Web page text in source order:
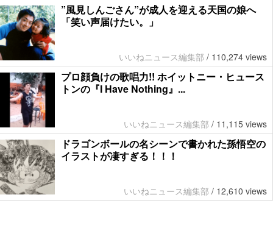
”風見しんごさん”が成人を迎える天国の娘へ
「笑い声届けたい。」
いいねニュース編集部 / 110,274 views
プロ顔負けの歌唱力!! ホイットニー・ヒュース
トンの『I Have Nothing』...
いいねニュース編集部 / 11,115 views
ドラゴンボールの名シーンで書かれた孫悟空の
イラストが凄すぎる！！！
いいねニュース編集部 / 12,610 views